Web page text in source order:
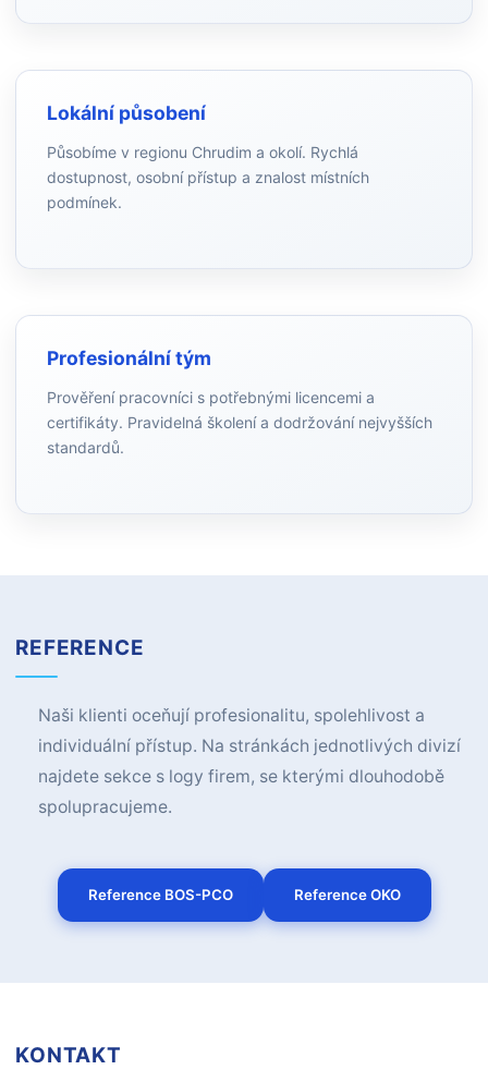
Lokální působení
Působíme v regionu Chrudim a okolí. Rychlá
dostupnost, osobní přístup a znalost místních
podmínek.
Profesionální tým
Prověření pracovníci s potřebnými licencemi a
certifikáty. Pravidelná školení a dodržování nejvyšších
standardů.
REFERENCE
Naši klienti oceňují profesionalitu, spolehlivost a
individuální přístup. Na stránkách jednotlivých divizí
najdete sekce s logy firem, se kterými dlouhodobě
spolupracujeme.
Reference BOS-PCO Reference OKO
KONTAKT